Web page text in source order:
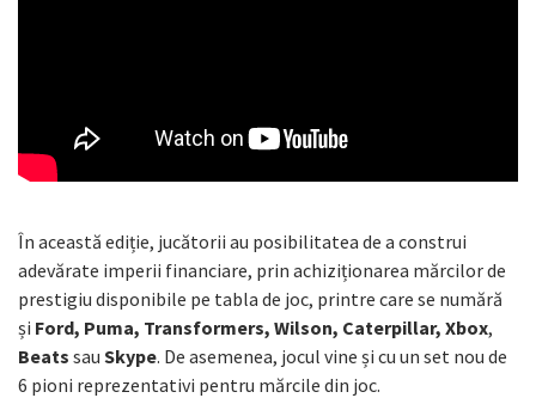
În această ediție, jucătorii au posibilitatea de a construi
adevărate imperii financiare, prin achiziționarea mărcilor de
prestigiu disponibile pe tabla de joc, printre care se numără
și Ford, Puma, Transformers, Wilson, Caterpillar, Xbox,
Beats sau Skype. De asemenea, jocul vine și cu un set nou de
6 pioni reprezentativi pentru mărcile din joc.